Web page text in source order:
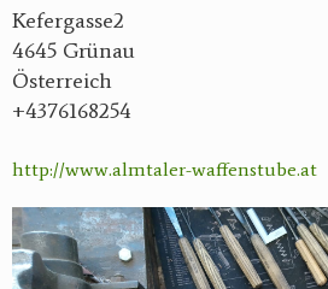
Kefergasse2
4645 Grünau
Österreich
+4376168254
http://www.almtaler-waffenstube.at